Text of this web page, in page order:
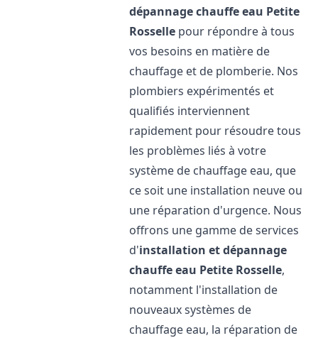
dépannage chauffe eau Petite
Rosselle pour répondre à tous
vos besoins en matière de
chauffage et de plomberie. Nos
plombiers expérimentés et
qualifiés interviennent
rapidement pour résoudre tous
les problèmes liés à votre
système de chauffage eau, que
ce soit une installation neuve ou
une réparation d'urgence. Nous
offrons une gamme de services
d'installation et dépannage
chauffe eau Petite Rosselle,
notamment l'installation de
nouveaux systèmes de
chauffage eau, la réparation de